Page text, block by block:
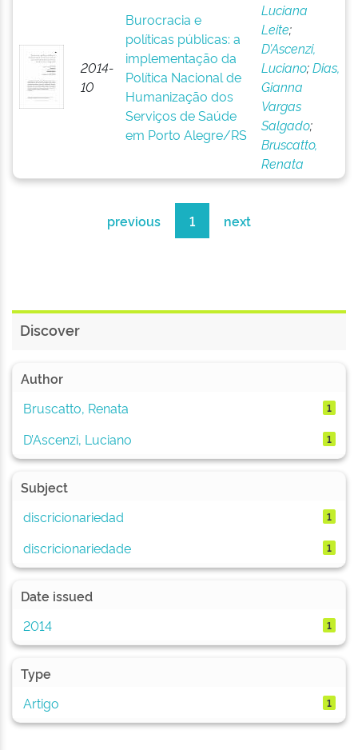
2014-
10
Burocracia e
políticas públicas: a
implementação da
Política Nacional de
Humanização dos
Serviços de Saúde
em Porto Alegre/RS
Luciana
Leite;
D’Ascenzi,
Luciano;Dias,
Gianna
Vargas
Salgado;
Bruscatto,
Renata
previous 1 next
Discover
Author
Bruscatto, Renata
1
D’Ascenzi, Luciano 1
Subject
discricionariedad
1
discricionariedade 1
Date issued
2014
1
Type
Artigo
1